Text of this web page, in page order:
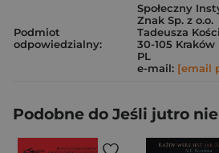
Podmiot
odpowiedzialny:
Społeczny
Znak Sp. z o.o.
Tadeusza
30-105 Kraków
PL
e-mail: [email
Podobne do Jeśli jutro